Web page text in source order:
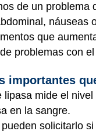
de un problema
náuseas
que
problemas con
importantes
lipasa mide el
en la sangre.
solicitarlo